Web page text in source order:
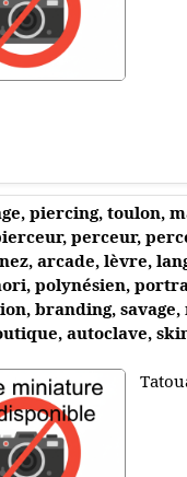
piercing, toulon,
perceur,
arcade, lèvre,
polynésien,
branding,
autoclave,